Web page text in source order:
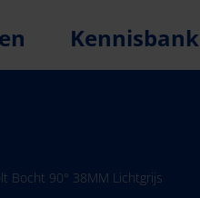
Kennisbank
Bocht 90° 38MM Lichtgrijs